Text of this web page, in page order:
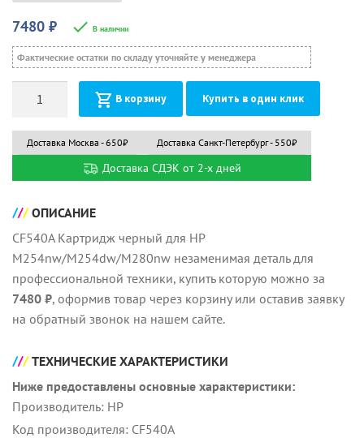
7480 ₽ В наличии
Фактические остатки по складу уточняйте у менеджера
В корзину Купить в один клик
Доставка Москва - 650₽ Доставка Санкт-Петербург - 550₽
Доставка СДЭК от 2-х дней
ОПИСАНИЕ
CF540A Картридж черный для HP
M254nw/M254dw/M280nw незаменимая деталь для
профессиональной техники, купить которую можно за
7480 ₽, оформив товар через корзину или оставив заявку
на обратный звонок на нашем сайте.
ТЕХНИЧЕСКИЕ ХАРАКТЕРИСТИКИ
Ниже предоставлены основные характеристики:
Производитель: HP
Код производителя: CF540A